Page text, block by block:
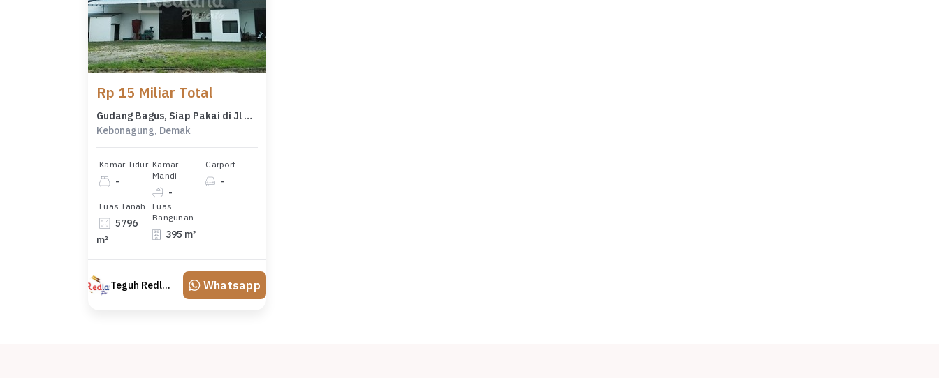
Rp 15 Miliar Total
Gudang Bagus, Siap Pakai di Jl Gubug Purwodadi Godong Tt 7188
Kebonagung, Demak
Kamar Tidur
-
Kamar
Mandi
-
Carport
-
Luas Tanah
5796
m²
Luas
Bangunan
395 m²
Teguh Redland Whatsapp